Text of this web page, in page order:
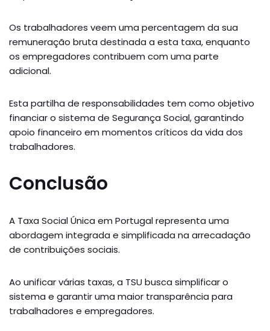
Os trabalhadores veem uma percentagem da sua
remuneração bruta destinada a esta taxa, enquanto
os empregadores contribuem com uma parte
adicional.
Esta partilha de responsabilidades tem como objetivo
financiar o sistema de Segurança Social, garantindo
apoio financeiro em momentos críticos da vida dos
trabalhadores.
Conclusão
A Taxa Social Única em Portugal representa uma
abordagem integrada e simplificada na arrecadação
de contribuições sociais.
Ao unificar várias taxas, a TSU busca simplificar o
sistema e garantir uma maior transparência para
trabalhadores e empregadores.